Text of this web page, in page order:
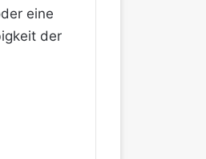
eine
der